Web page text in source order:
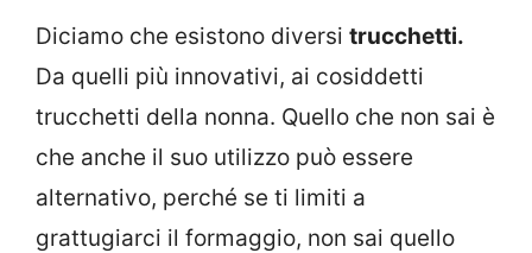
Diciamo che esistono diversi trucchetti.
Da quelli più innovativi, ai cosiddetti
trucchetti della nonna. Quello che non sai è
che anche il suo utilizzo può essere
alternativo, perché se ti limiti a
grattugiarci il formaggio, non sai quello